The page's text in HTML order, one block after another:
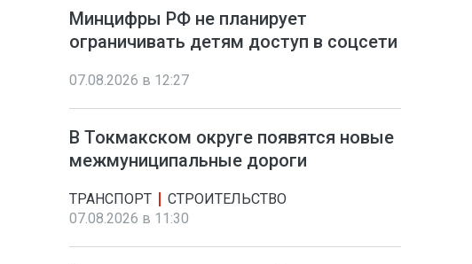
Минцифры РФ не планирует
ограничивать детям доступ в соцсети
07.08.2026 в 12:27
В Токмакском округе появятся новые
межмуниципальные дороги
ТРАНСПОРТ
СТРОИТЕЛЬСТВО
07.08.2026 в 11:30